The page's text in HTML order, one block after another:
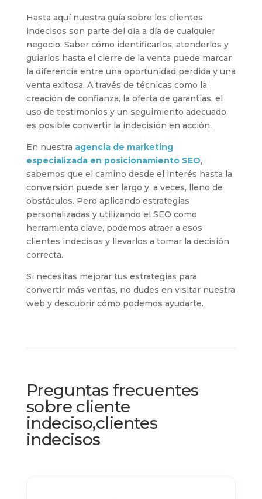
Hasta aquí nuestra guía sobre los clientes
indecisos son parte del día a día de cualquier
negocio. Saber cómo identificarlos, atenderlos y
guiarlos hasta el cierre de la venta puede marcar
la diferencia entre una oportunidad perdida y una
venta exitosa. A través de técnicas como la
creación de confianza, la oferta de garantías, el
uso de testimonios y un seguimiento adecuado,
es posible convertir la indecisión en acción.
En nuestra agencia de marketing
especializada en posicionamiento SEO,
sabemos que el camino desde el interés hasta la
conversión puede ser largo y, a veces, lleno de
obstáculos. Pero aplicando estrategias
personalizadas y utilizando el SEO como
herramienta clave, podemos atraer a esos
clientes indecisos y llevarlos a tomar la decisión
correcta.
Si necesitas mejorar tus estrategias para
convertir más ventas, no dudes en visitar nuestra
web y descubrir cómo podemos ayudarte.
Preguntas frecuentes
sobre cliente
indeciso,clientes
indecisos